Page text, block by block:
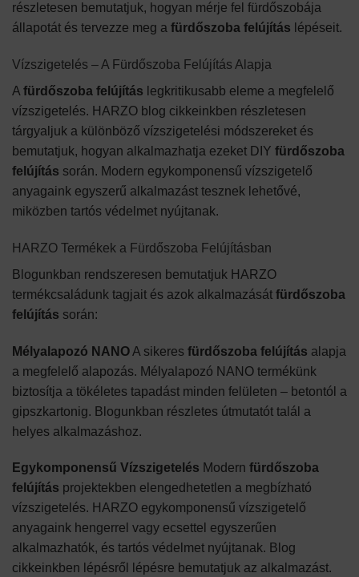
részletesen bemutatjuk, hogyan mérje fel fürdőszobája
állapotát és tervezze meg a fürdőszoba felújítás lépéseit.
Vízszigetelés – A Fürdőszoba Felújítás Alapja
A fürdőszoba felújítás legkritikusabb eleme a megfelelő
vízszigetelés. HARZO blog cikkeinkben részletesen
tárgyaljuk a különböző vízszigetelési módszereket és
bemutatjuk, hogyan alkalmazhatja ezeket DIY fürdőszoba
felújítás során. Modern egykomponensű vízszigetelő
anyagaink egyszerű alkalmazást tesznek lehetővé,
miközben tartós védelmet nyújtanak.
HARZO Termékek a Fürdőszoba Felújításban
Blogunkban rendszeresen bemutatjuk HARZO
termékcsaládunk tagjait és azok alkalmazását fürdőszoba
felújítás során:
Mélyalapozó NANOA sikeres fürdőszoba felújítás alapja
a megfelelő alapozás. Mélyalapozó NANO termékünk
biztosítja a tökéletes tapadást minden felületen – betontól a
gipszkartonig. Blogunkban részletes útmutatót talál a
helyes alkalmazáshoz.
Egykomponensű Vízszigetelés Modern fürdőszoba
felújítás projektekben elengedhetetlen a megbízható
vízszigetelés. HARZO egykomponensű vízszigetelő
anyagaink hengerrel vagy ecsettel egyszerűen
alkalmazhatók, és tartós védelmet nyújtanak. Blog
cikkeinkben lépésről lépésre bemutatjuk az alkalmazást.